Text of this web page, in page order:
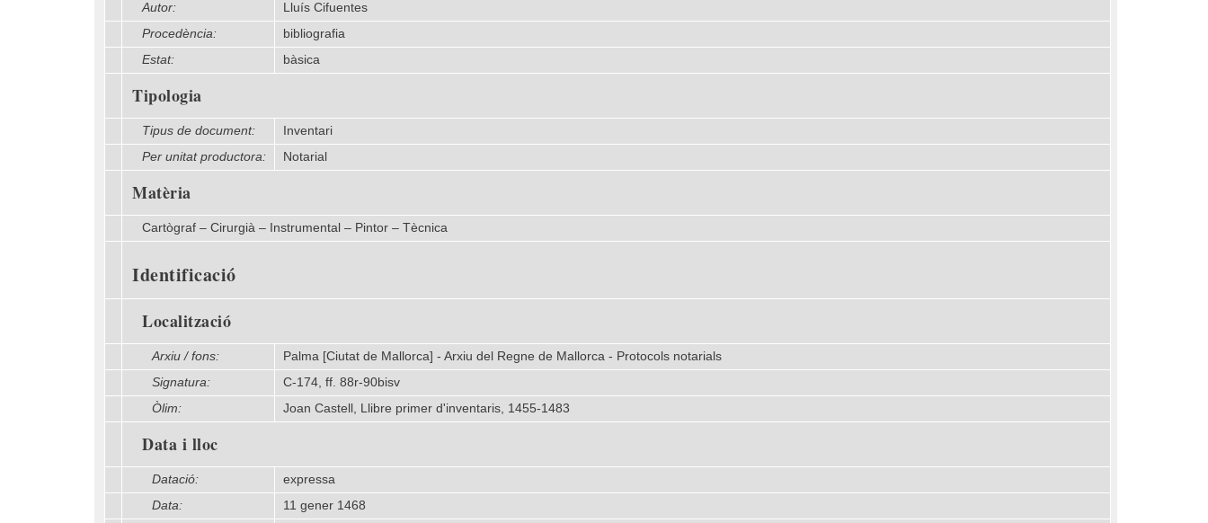
Autor:
Lluís Cifuentes
Procedència:
bibliografia
Estat:
bàsica
Tipologia
Tipus de document:
Inventari
Per unitat productora:
Notarial
Matèria
Cartògraf – Cirurgià – Instrumental – Pintor – Tècnica
Identificació
Localització
Arxiu / fons:
Palma [Ciutat de Mallorca] - Arxiu del Regne de Mallorca - Protocols notarials
Signatura:
C-174, ff. 88r-90bisv
Òlim:
Joan Castell, Llibre primer d'inventaris, 1455-1483
Data i lloc
Datació:
expressa
Data:
11 gener 1468